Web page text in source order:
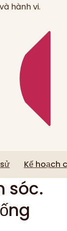
hành vi.
Kế hoạch
sóc.